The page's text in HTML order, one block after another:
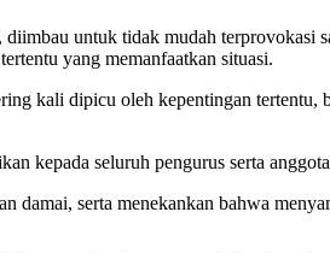
untuk tidak mudah
yang memanfaatkan situasi.
kali dipicu oleh kepentingan
kepada seluruh pengurus serta
serta menekankan bahwa